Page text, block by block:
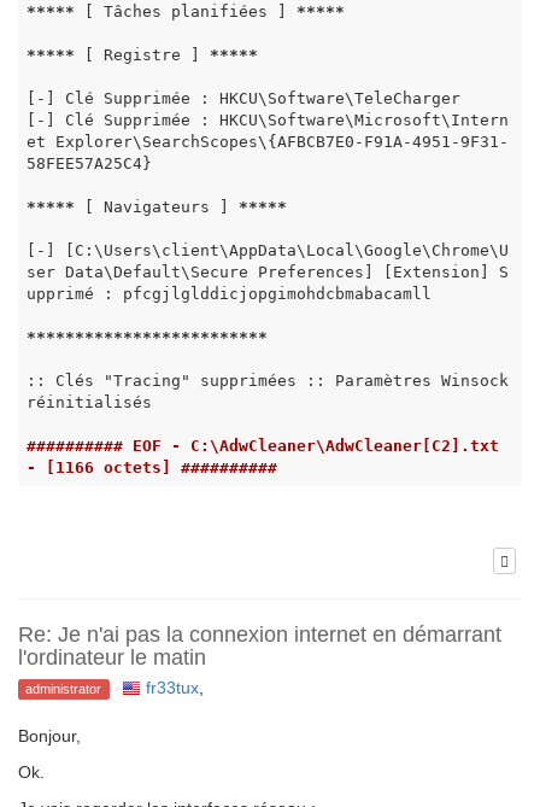
***** [ Tâches planifiées ] *****
***** [ Registre ] *****
[-] Clé Supprimée : HKCU\Software\TeleCharger
[-] Clé Supprimée : HKCU\Software\Microsoft\Intern
et Explorer\SearchScopes\{AFBCB7E0-F91A-4951-9F31-
58FEE57A25C4}
***** [ Navigateurs ] *****
[-] [C:\Users\client\AppData\Local\Google\Chrome\U
ser Data\Default\Secure Preferences] [Extension] S
upprimé : pfcgjlglddicjopgimohdcbmabacamll
*************************
:: Clés "Tracing" supprimées :: Paramètres Winsock
réinitialisés
########## EOF - C:\AdwCleaner\AdwCleaner[C2].txt
- [1166 octets] ##########
Re: Je n'ai pas la connexion internet en démarrant
l'ordinateur le matin
administrator fr33tux,
Bonjour,
Ok.